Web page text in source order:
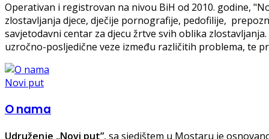
Operativan i registrovan na nivou BiH od 2010. godine,
zlostavljanja djece, dječije pornografije, pedofilije,
savjetodavni centar za djecu žrtve svih oblika
uzročno-posljedične veze između različitih problema, te
Novi put
O nama
Udruženje „Novi put”, sa sjedištem u Mostaru je